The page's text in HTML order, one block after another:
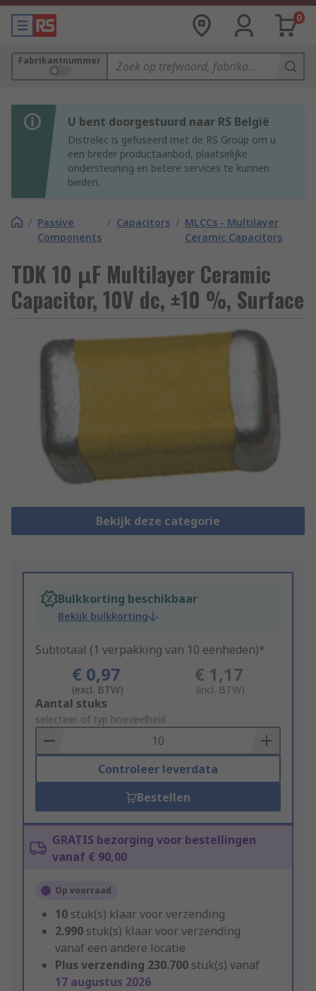
0
Fabrikantnummer
U bent doorgestuurd naar RS België
Distrelec is gefuseerd met de RS Group om u
een breder productaanbod, plaatselijke
ondersteuning en betere services te kunnen
bieden.
/ Passive
Components
/ Capacitors / MLCCs - Multilayer
Ceramic Capacitors
TDK 10 μF Multilayer Ceramic
Capacitor, 10V dc, ±10 %, Surface
Bekijk deze categorie
Bulkkorting beschikbaar
Bekijk bulkkorting
Subtotaal (1 verpakking van 10 eenheden)*
€ 0,97
(excl. BTW)
€ 1,17
(incl. BTW)
Add
to
Basket
Aantal stuks
selecteer of typ hoeveelheid
Controleer leverdata
Bestellen
GRATIS bezorging voor bestellingen
vanaf € 90,00
Op voorraad
10 stuk(s) klaar voor verzending
2.990 stuk(s) klaar voor verzending
vanaf een andere locatie
Plus verzending 230.700 stuk(s) vanaf
17 augustus 2026